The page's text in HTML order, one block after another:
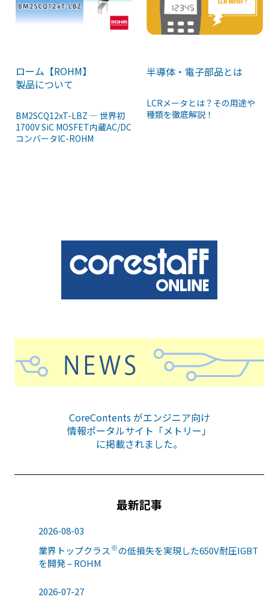
ローム【ROHM】
製品について
BM2SCQ12xT-LBZ ― 世界初
1700V SiC MOSFET内蔵AC/DC
コンバータIC-ROHM
半導体・電子部品とは
LCRメータとは？その用途や
種類を徹底解説！
CoreContents がエンジニア向け
情報ポータルサイト「メトリー」
に掲載されました。
最新記事
2026-08-03
業界トップクラス※の低損失を実現した650V耐圧IGBT
を開発 – ROHM
2026-07-27